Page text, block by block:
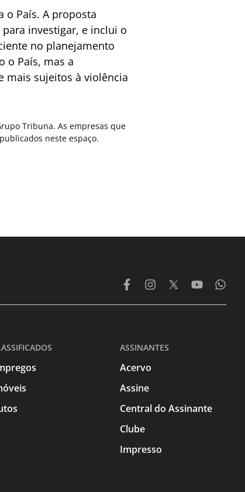
o País. A proposta
investigar, e inclui o
no planejamento
o País, mas a
mais sujeitos à violência
Tribuna. As empresas que
neste espaço.
ASSINANTES
Acervo
Assine
Central do Assinante
Clube
Impresso